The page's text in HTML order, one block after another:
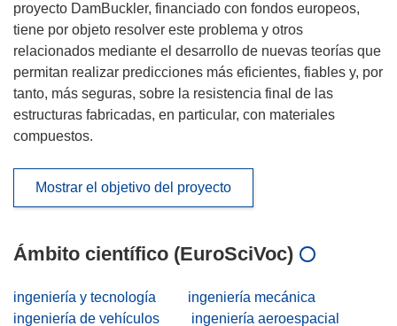
proyecto DamBuckler, financiado con fondos europeos,
tiene por objeto resolver este problema y otros
relacionados mediante el desarrollo de nuevas teorías que
permitan realizar predicciones más eficientes, fiables y, por
tanto, más seguras, sobre la resistencia final de las
estructuras fabricadas, en particular, con materiales
compuestos.
Mostrar el objetivo del proyecto
Ámbito científico (EuroSciVoc)
ingeniería y tecnología
ingeniería mecánica
ingeniería de vehículos
ingeniería aeroespacial